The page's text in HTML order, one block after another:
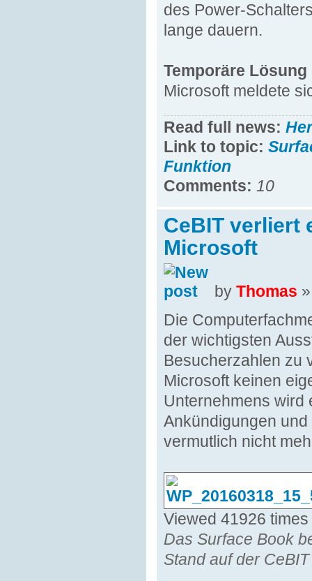
des Power-
lange dauern.
Temporäre
Microsoft meldete
Read full news:
Link to topic:
Funktion
Comments: 10
CeBIT verliert
Microsoft
by Thomas
Die
der wichtigsten
Besucherzahlen zu
Microsoft keinen
Unternehmens wird
Ankündigungen
vermutlich nicht
Viewed 41926 times
Das Surface Book
Stand auf der